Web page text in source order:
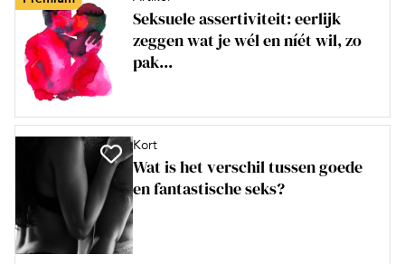
Seksuele assertiviteit: eerlijk
zeggen wat je wél en níét wil, zo
pak...
Kort
Wat is het verschil tussen goede
en fantastische seks?